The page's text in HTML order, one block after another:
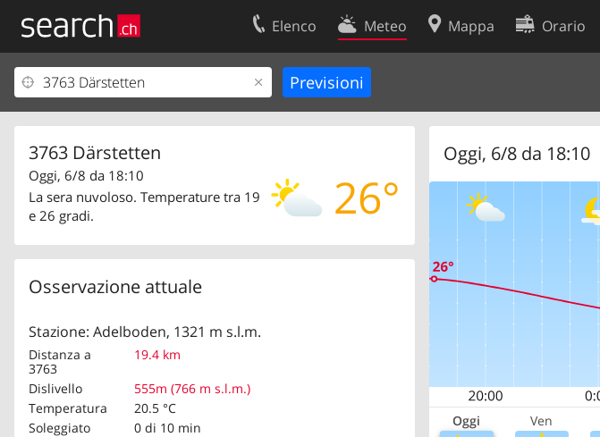
Elenco Meteo Mappa Orario
3763 Därstetten
26°
Oggi, 6/8 da 18:10
La sera nuvoloso. Temperature tra 19
e 26 gradi.
Osservazione attuale
Stazione: Adelboden, 1321 m s.l.m.
Distanza a
3763
19.4 km
Dislivello
555m (766 m s.l.m.)
Temperatura
20.5 °C
Soleggiato
0 di 10 min
Oggi, 6/8 da 18:10
Oggi Ven
Il vostro profolio
Area clienti
Contatti
Condizioni d’uso